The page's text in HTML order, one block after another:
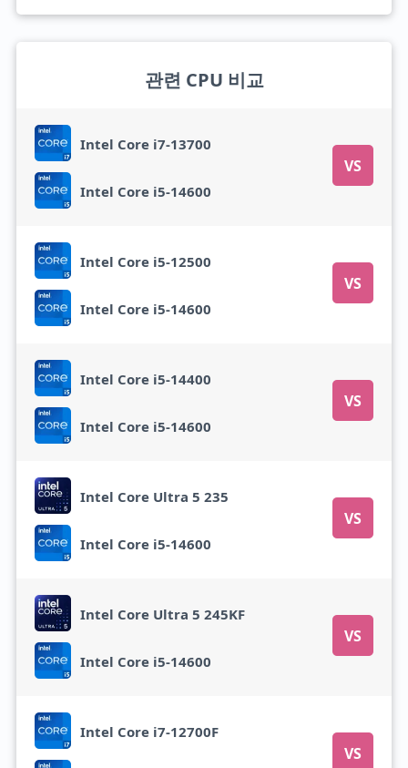
관련 CPU 비교
Intel Core i7-13700
VS
Intel Core i5-14600
Intel Core i5-12500
VS
Intel Core i5-14600
Intel Core i5-14400
VS
Intel Core i5-14600
Intel Core Ultra 5 235
VS
Intel Core i5-14600
Intel Core Ultra 5 245KF
VS
Intel Core i5-14600
Intel Core i7-12700F
VS